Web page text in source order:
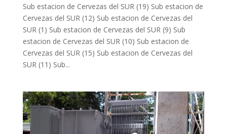
Sub estacion de Cervezas del SUR (19) Sub estacion de
Cervezas del SUR (12) Sub estacion de Cervezas del
SUR (1) Sub estacion de Cervezas del SUR (9) Sub
estacion de Cervezas del SUR (10) Sub estacion de
Cervezas del SUR (15) Sub estacion de Cervezas del
SUR (11) Sub...